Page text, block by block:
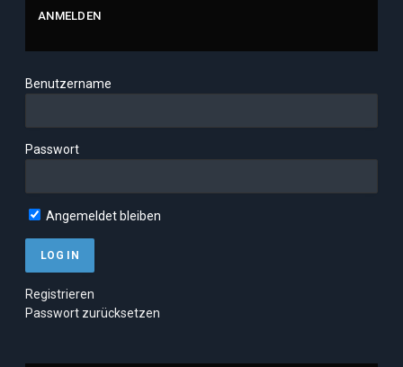
ANMELDEN
Benutzername
Passwort
Angemeldet bleiben
Registrieren
Passwort zurücksetzen